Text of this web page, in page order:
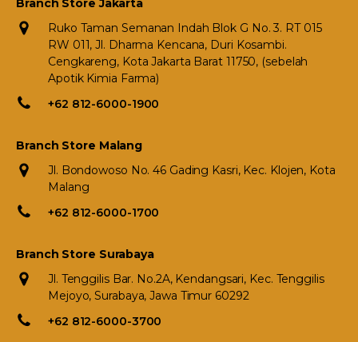
Branch Store Jakarta
Ruko Taman Semanan Indah Blok G No. 3. RT 015
RW 011, Jl. Dharma Kencana, Duri Kosambi.
Cengkareng, Kota Jakarta Barat 11750, (sebelah
Apotik Kimia Farma)
+62 812-6000-1900
Branch Store Malang
Jl. Bondowoso No. 46 Gading Kasri, Kec. Klojen, Kota
Malang
+62 812-6000-1700
Branch Store Surabaya
Jl. Tenggilis Bar. No.2A, Kendangsari, Kec. Tenggilis
Mejoyo, Surabaya, Jawa Timur 60292
+62 812-6000-3700